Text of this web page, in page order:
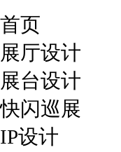
首页
展厅设计
展台设计
快闪巡展
IP设计